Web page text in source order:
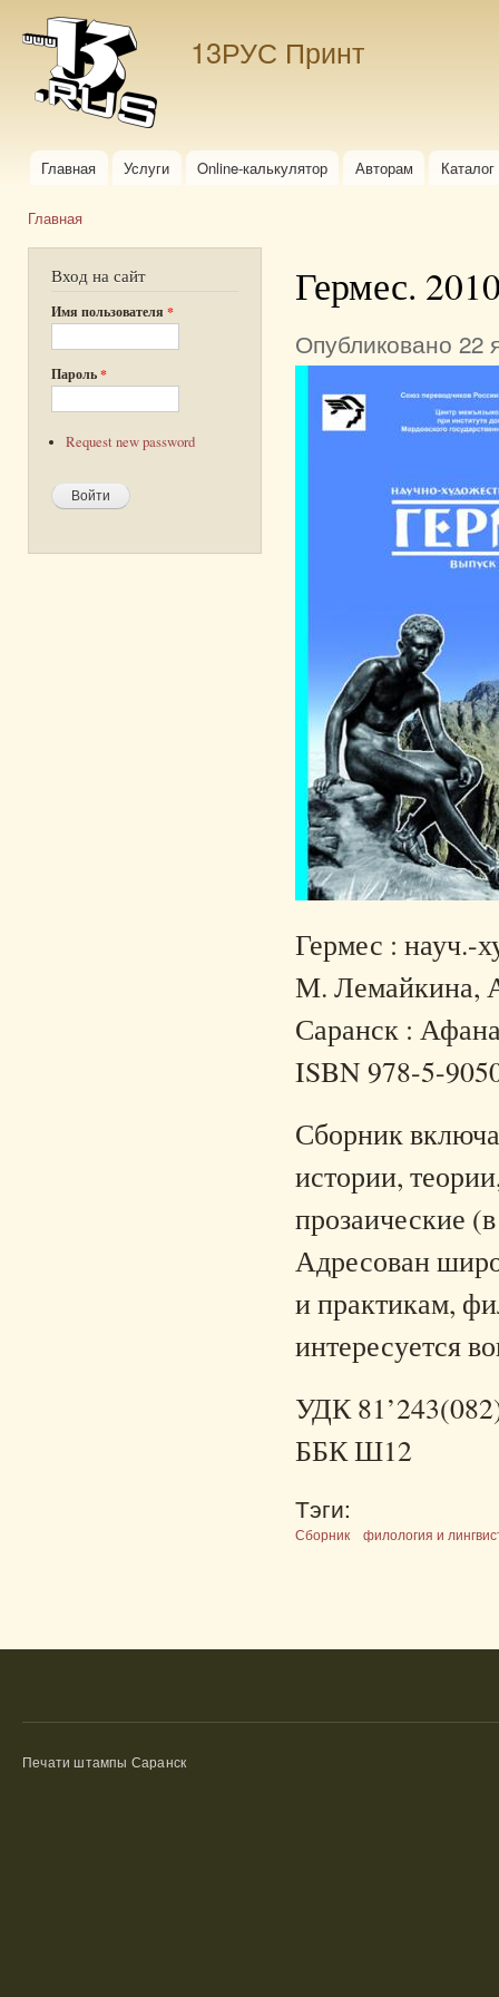
13РУС Принт
Главное меню
Главная Услуги Online-калькулятор Авторам
Главная
Вход на сайт
Имя пользователя *
Пароль*
Request new password
Гермес.
Опубликовано 22
Гермес : науч.-
М. Лемайкина,
Саранск :
ISBN 978-5-
Сборник
истории,
прозаические
Адресован
и практикам,
интересуется
УДК
ББК Ш12
Тэги:
Сборник филология и
Печати штампы Саранск